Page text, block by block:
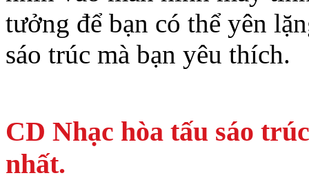
tưởng để bạn có thể yên
sáo trúc mà bạn yêu thích.
CD Nhạc hòa tấu sáo
nhất.